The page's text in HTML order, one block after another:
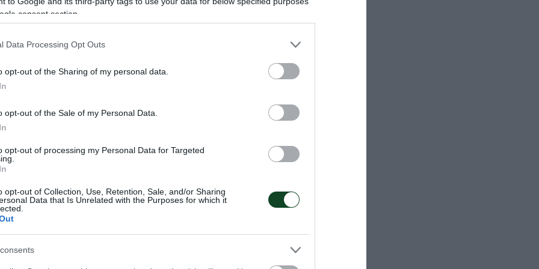
consent section.
Data Processing Opt Outs
opt-out of the Sharing of my personal data.
opt-out of the Sale of my Personal Data.
opt-out of processing my Personal Data for Targeted
opt-out of Collection, Use, Retention, Sale, and/or Sharing
Data that Is Unrelated with the Purposes for which it
Ιουνίου 1987: Χρυσό μετάλλιο Εθνική ευρωπαϊκό
1971 : Φιναλίστ διηπειρωτικού κυπέλλου στο
στη Νασιονάλ
1996: Κατάκτηση διηπειρωτικού κυπέλλου στο
Φεβρουαρίου 1968 Παγκόσμιο ρεκόρ άρσης βαρών από τον
1970: Χρήστος Παπανικολάου έσπασε παγκόσμιο